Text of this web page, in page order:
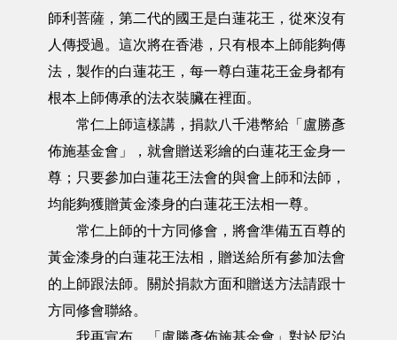
師利菩薩，第二代的國王是白蓮花王，從來沒有
人傳授過。這次將在香港，只有根本上師能夠傳
法，製作的白蓮花王，每一尊白蓮花王金身都有
根本上師傳承的法衣裝臟在裡面。
常仁上師這樣講，捐款八千港幣給「盧勝彥
佈施基金會」，就會贈送彩繪的白蓮花王金身一
尊；只要參加白蓮花王法會的與會上師和法師，
均能夠獲贈黃金漆身的白蓮花王法相一尊。
常仁上師的十方同修會，將會準備五百尊的
黃金漆身的白蓮花王法相，贈送給所有參加法會
的上師跟法師。關於捐款方面和贈送方法請跟十
方同修會聯絡。
我再宣布，「盧勝彥佈施基金會」對於尼泊